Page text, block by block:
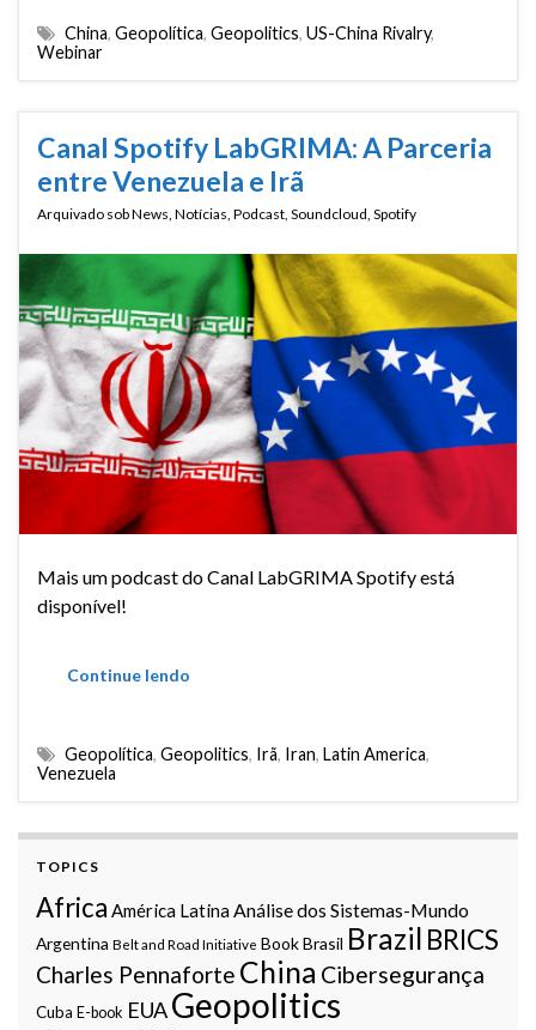
China, Geopolítica, Geopolitics, US-China Rivalry,
Webinar
Canal Spotify LabGRIMA: A Parceria
entre Venezuela e Irã
Arquivado sobNews, Notícias, Podcast, Soundcloud, Spotify
Mais um podcast do Canal LabGRIMA Spotify está
disponível!
Continue lendo
Geopolítica, Geopolitics, Irã, Iran, Latin America,
Venezuela
TOPICS
Africa América LatinaAnálise dos Sistemas-Mundo
Argentina Belt and Road Initiative BookBrasil Brazil BRICS
Charles Pennaforte China Cibersegurança
Cuba E-book EUAGeopolitics